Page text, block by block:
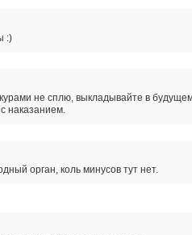
:)
не сплю, выкладывайте в
наказанием.
орган, коль минусов тут нет.